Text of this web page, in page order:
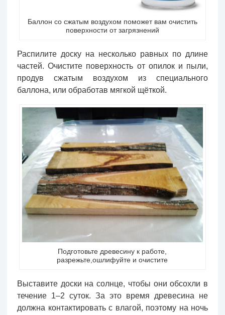
Баллон со сжатым воздухом поможет вам очистить
поверхности от загрязнений
Распилите доску на несколько равных по длине
частей. Очистите поверхность от опилок и пыли,
продув сжатым воздухом из специального
баллона, или обработав мягкой щёткой.
Подготовьте древесину к работе,
разрежьте,ошлифуйте и очистите
Выставите доски на солнце, чтобы они обсохли в
течение 1–2 суток. За это время древесина не
должна контактировать с влагой, поэтому на ночь